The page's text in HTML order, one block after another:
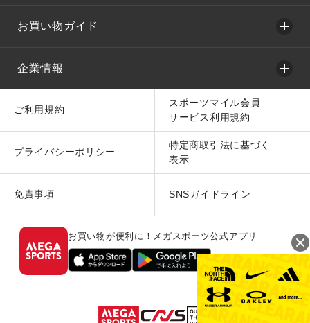
お買い物ガイド
企業情報
ご利用規約
スポーツマイル会員
サービス利用規約
プライバシーポリシー
特定商取引法に基づく
表示
免責事項 SNSガイドライン
お買い物が便利に！メガスポーツ公式アプリ